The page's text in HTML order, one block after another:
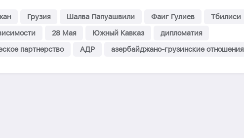
Грузия Шалва Папуашвили Фаиг Гулиев
Тбилиси
28 Мая Южный Кавказ
дипломатия
партнерство
АДР азербайджано-грузинские отношения